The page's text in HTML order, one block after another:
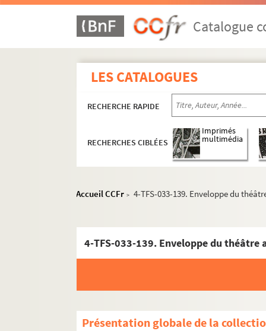
Catalogue
LES CATALOGUES
RECHERCHE RAPIDE
RECHERCHES CIBLÉES
Imprimés
multimédia
Accueil CCFr > 4-TFS-033-139. Enveloppe du
4-TFS-033-139. Enveloppe du théâtre
Présentation globale de la
Comédie-Caumartin
Comédie de Paris
Comédie Parisienne, 1893-1895
Comédie Parisienne, rue Fontaine
Comédie Royale
Théâtre Edouard VII
Théâtre des Fantaisies-Parisiennes
Théâtre des Folies-Bergère
Grand Théâtre
Théâtre Libre
Théâtre Libre Ancien
Théâtre Mondain